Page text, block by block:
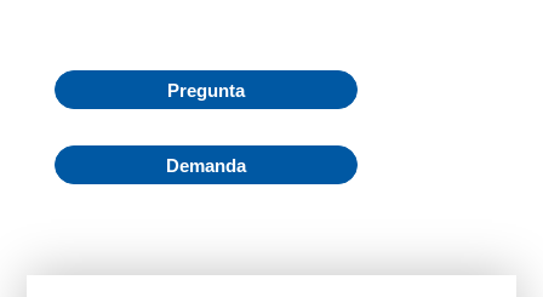
Pregunta
Demanda